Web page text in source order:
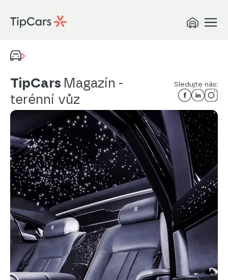
TipCars Magazín -
terénní vůz
Sledujte nás: